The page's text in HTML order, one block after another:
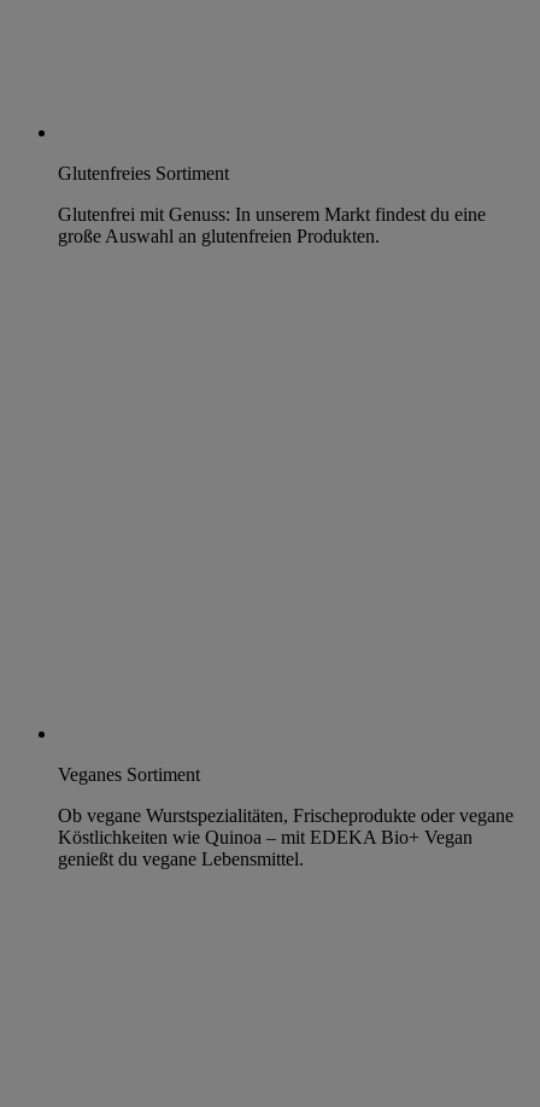
Glutenfreies Sortiment
Glutenfrei mit Genuss: In unserem Markt findest du eine
große Auswahl an glutenfreien Produkten.
Veganes Sortiment
Ob vegane Wurstspezialitäten, Frischeprodukte oder vegane
Köstlichkeiten wie Quinoa – mit EDEKA Bio+ Vegan
genießt du vegane Lebensmittel.